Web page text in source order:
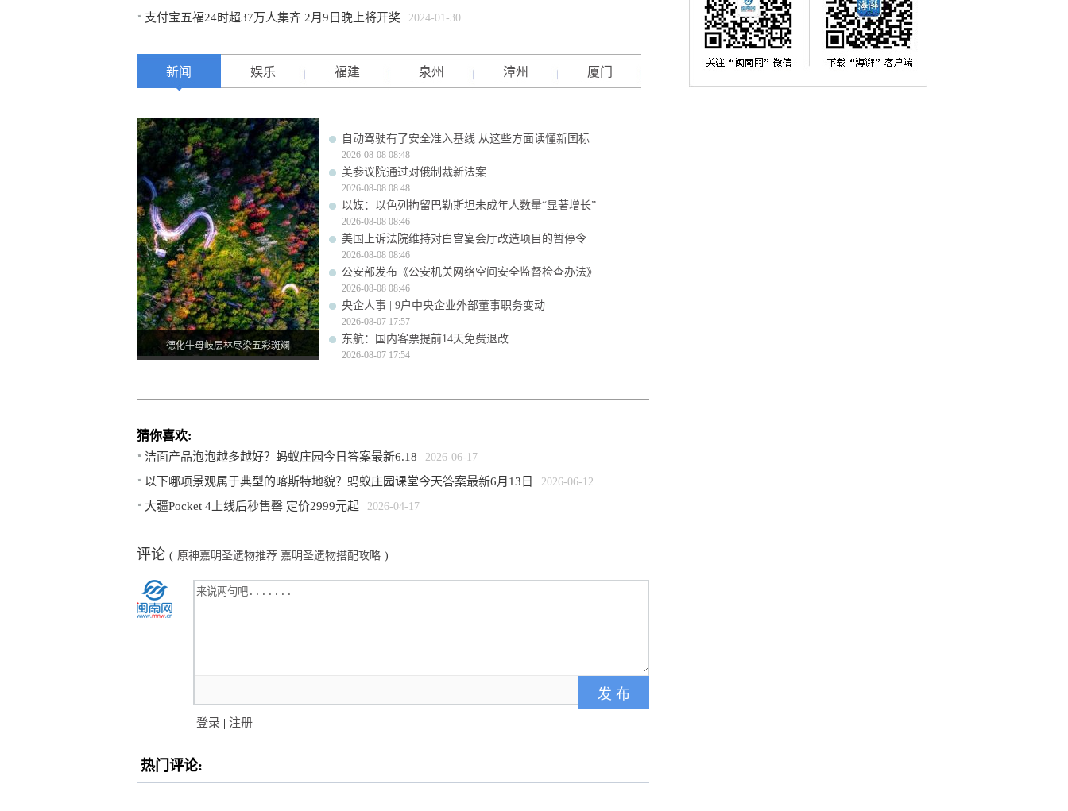
支付宝五福24时超37万人集齐 2月9日晚上将开奖 2024-01-30
新闻 娱乐 福建 泉州 漳州 厦门
德化牛母岐层林尽染五彩斑斓
自动驾驶有了安全准入基线 从这些方面读懂新国标
2026-08-08 08:48
美参议院通过对俄制裁新法案
2026-08-08 08:48
以媒：以色列拘留巴勒斯坦未成年人数量“显著增长”
2026-08-08 08:46
美国上诉法院维持对白宫宴会厅改造项目的暂停令
2026-08-08 08:46
公安部发布《公安机关网络空间安全监督检查办法》
2026-08-08 08:46
央企人事 | 9户中央企业外部董事职务变动
2026-08-07 17:57
东航：国内客票提前14天免费退改
2026-08-07 17:54
猜你喜欢:
洁面产品泡泡越多越好？蚂蚁庄园今日答案最新6.18 2026-06-17
以下哪项景观属于典型的喀斯特地貌？蚂蚁庄园课堂今天答案最新6月13日 2026-06-12
大疆Pocket 4上线后秒售罄 定价2999元起 2026-04-17
评论 ( 原神嘉明圣遗物推荐 嘉明圣遗物搭配攻略 )
登录 | 注册
热门评论: